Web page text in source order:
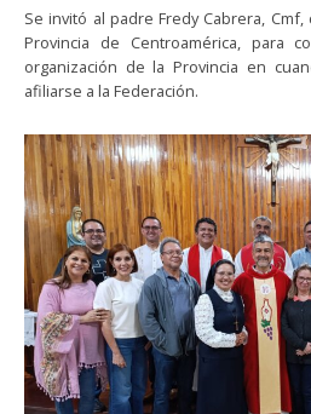
Se invitó al padre Fredy Cabrera,
Provincia de Centroamérica, para
organización de la Provincia en
afiliarse a la Federación.